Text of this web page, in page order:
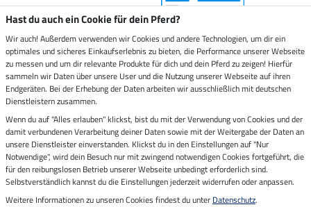
Zustellung durch
Sicher bezahlen mit
Rechnung Vorkasse
Impressum
Hast du auch ein Cookie für dein Pferd?
Wir auch! Außerdem verwenden wir Cookies und andere Technologien, um dir ein
optimales und sicheres Einkaufserlebnis zu bieten, die Performance unserer Webseite
zu messen und um dir relevante Produkte für dich und dein Pferd zu zeigen! Hierfür
sammeln wir Daten über unsere User und die Nutzung unserer Webseite auf ihren
Endgeräten. Bei der Erhebung der Daten arbeiten wir ausschließlich mit deutschen
Dienstleistern zusammen.
Wenn du auf "Alles erlauben" klickst, bist du mit der Verwendung von Cookies und der
damit verbundenen Verarbeitung deiner Daten sowie mit der Weitergabe der Daten an
unsere Dienstleister einverstanden. Klickst du in den Einstellungen auf "Nur
Notwendige", wird dein Besuch nur mit zwingend notwendigen Cookies fortgeführt, die
für den reibungslosen Betrieb unserer Webseite unbedingt erforderlich sind.
Selbstverständlich kannst du die Einstellungen jederzeit widerrufen oder anpassen.
Weitere Informationen zu unseren Cookies findest du unter Datenschutz.